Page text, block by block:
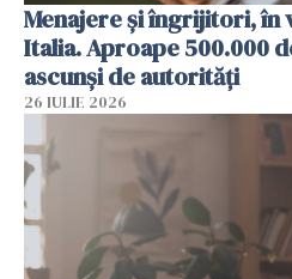
Menajere și îngrijitori, în
Italia. Aproape 500.000
ascunși de autorități
26 IULIE 2026